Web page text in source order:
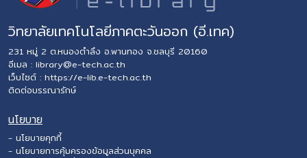
วิทยาลัยเทคโนโลยีภาคตะวันออก (อี.เทค)
231 หมู่ 2 ต.หนองตำลึง อ.พานทอง จ.ชลบุรี 20160
อีเมล : library@e-tech.ac.th
เว็บไซต์ : https://e-lib.e-tech.ac.th
ติดต่อบรรณารักษ์
นโยบาย
- นโยบายคุกกี้
- นโยบายการคุ้มครองข้อมูลส่วนบุคคล